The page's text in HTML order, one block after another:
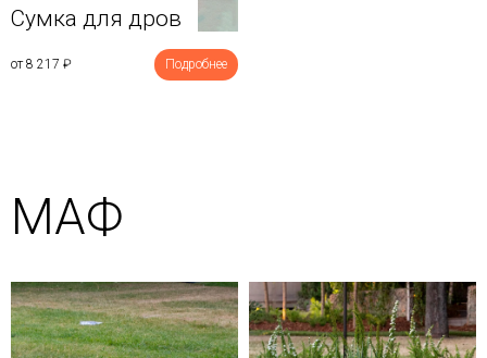
Сумка для дров
от 8 217 ₽ Подробнее
МАФ